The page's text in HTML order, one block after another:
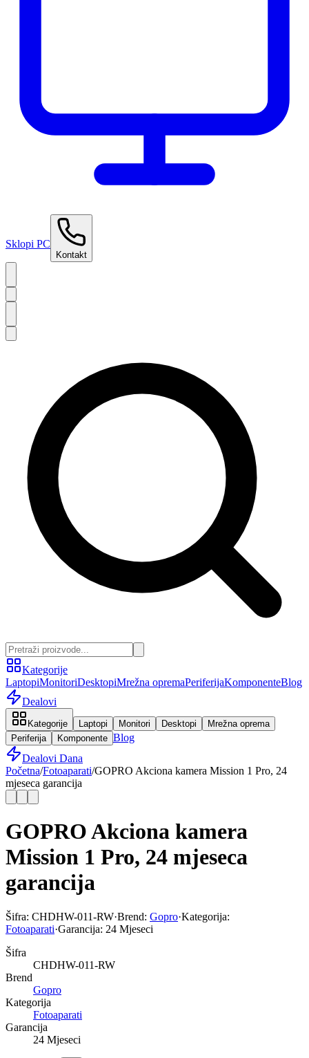
Sklopi PC
Kontakt
Kategorije
LaptopiMonitoriDesktopiMrežna opremaPeriferijaKomponenteBlog
Dealovi
Kategorije Laptopi Monitori Desktopi
Mrežna oprema
Periferija
Komponente Blog
Dealovi Dana
Početna/Fotoaparati/GOPRO Akciona kamera Mission 1 Pro, 24
mjeseca garancija
GOPRO Akciona kamera
Mission 1 Pro, 24 mjeseca
garancija
Šifra: CHDHW-011-RW·Brend: Gopro·Kategorija:
Fotoaparati·Garancija: 24 Mjeseci
Šifra
CHDHW-011-RW
Brend
Gopro
Kategorija
Fotoaparati
Garancija
24 Mjeseci